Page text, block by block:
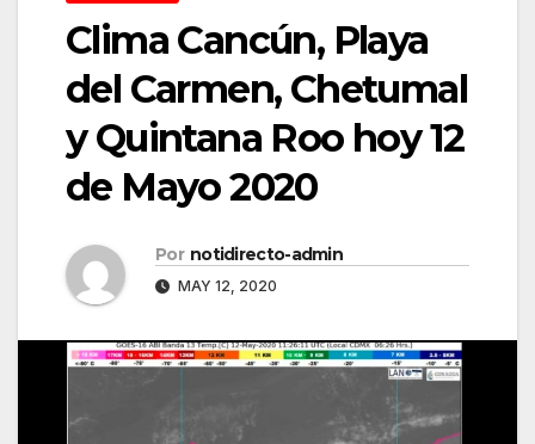
Clima Cancún, Playa
del Carmen, Chetumal
y Quintana Roo hoy 12
de Mayo 2020
Por notidirecto-admin
MAY 12, 2020